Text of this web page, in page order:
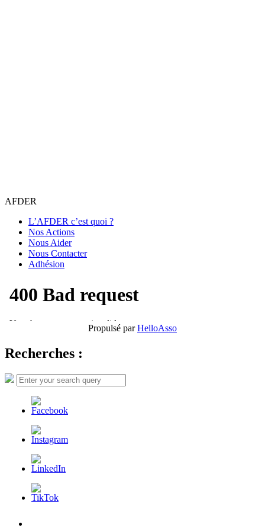
AFDER
L’AFDER c’est quoi ?
Nos Actions
Nous Aider
Nous Contacter
Adhésion
Propulsé parHelloAsso
Recherches :
Search
for:
Search